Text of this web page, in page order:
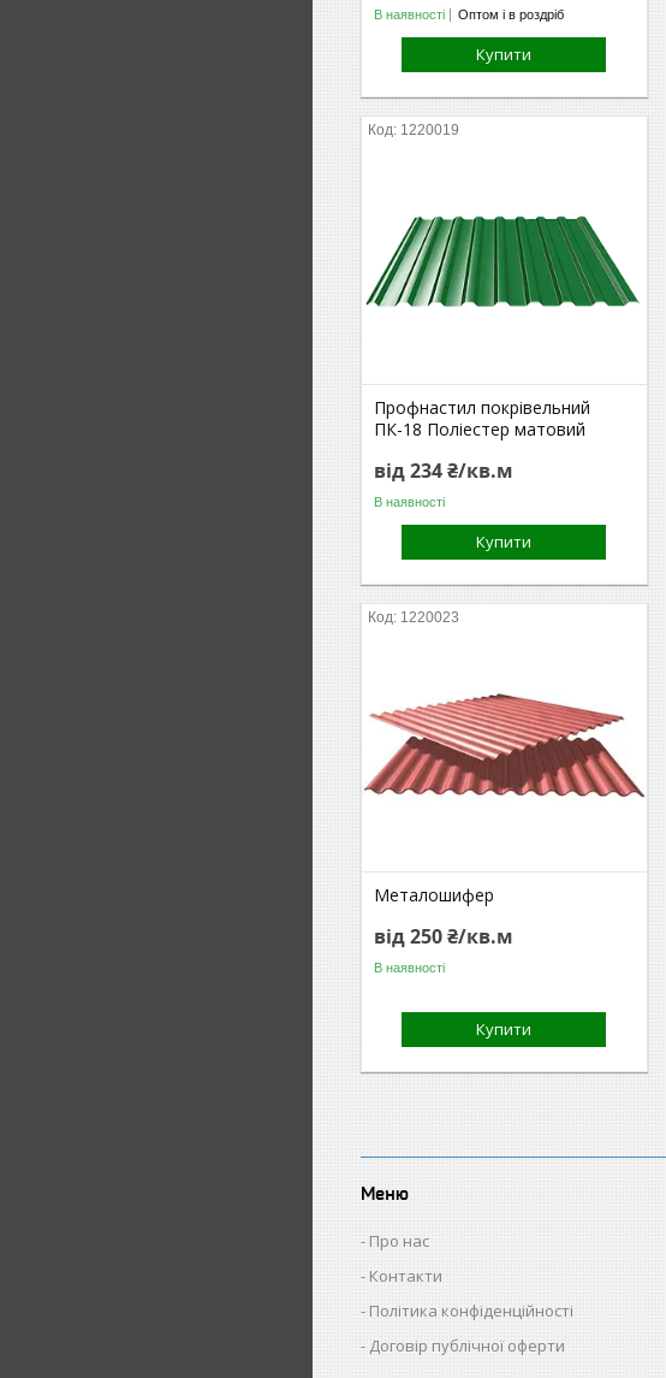
В наявності Оптом і в роздріб
Купити
1220019
Профнастил покрівельний
ПК-18 Поліестер матовий
від 234 ₴/кв.м
В наявності
Купити
1220023
Металошифер
від 250 ₴/кв.м
В наявності
Купити
Меню
Про нас
Контакти
Політика конфіденційності
Договір публічної оферти